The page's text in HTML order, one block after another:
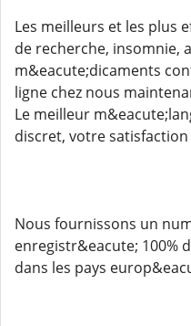
Les meilleurs et les plus
de recherche, insomnie,
m&eacute;dicaments
ligne chez nous
Le meilleur
discret, votre
Nous fournissons un
enregistr&eacute; 100%
dans les pays